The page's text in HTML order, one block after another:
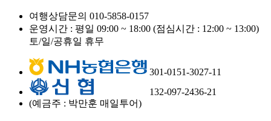
여행상담문의 010-5858-0157
운영시간 : 평일 09:00 ~ 18:00 (점심시간 : 12:00 ~ 13:00)
토/일/공휴일 휴무
301-0151-3027-11
132-097-2436-21
(예금주 : 박만훈 매일투어)